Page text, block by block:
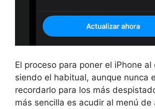
El proceso para poner el iPhone al
siendo el habitual, aunque nunca
recordarlo para los más
más sencilla es acudir al menú de